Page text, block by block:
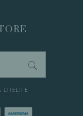
LITELIFE